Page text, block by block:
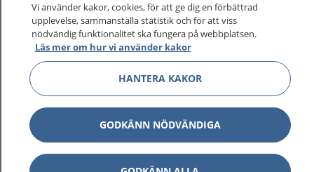
Kontakt
Behandling av personuppgifter
Hantering av kakor
Inställningar för kakor
Vi använder kakor, cookies, för att ge dig en förbättrad
upplevelse, sammanställa statistik och för att viss
nödvändig funktionalitet ska fungera på webbplatsen.
Läs mer om hur vi använder kakor
HANTERA KAKOR
GODKÄNN NÖDVÄNDIGA